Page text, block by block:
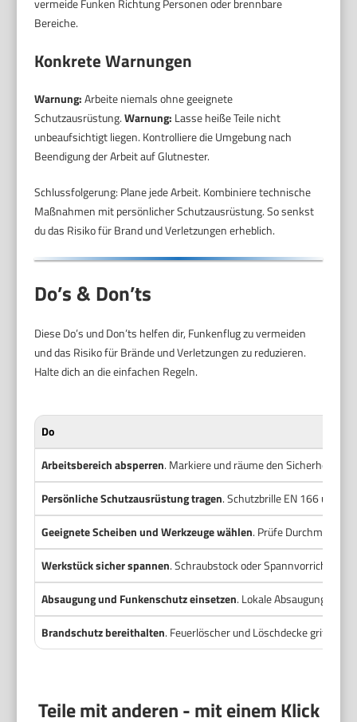
vermeide Funken Richtung Personen oder brennbare
Bereiche.
Konkrete Warnungen
Warnung:Arbeite niemals ohne geeignete
Schutzausrüstung.Warnung: Lasse heiße Teile nicht
unbeaufsichtigt liegen. Kontrolliere die Umgebung nach
Beendigung der Arbeit auf Glutnester.
Schlussfolgerung: Plane jede Arbeit. Kombiniere technische
Maßnahmen mit persönlicher Schutzausrüstung. So senkst
du das Risiko für Brand und Verletzungen erheblich.
Do’s & Don’ts
Diese Do’s und Don’ts helfen dir, Funkenflug zu vermeiden
und das Risiko für Brände und Verletzungen zu reduzieren.
Halte dich an die einfachen Regeln.
Do
Arbeitsbereich absperren. Markiere und räume den
Persönliche Schutzausrüstung tragen. Schutzbrille EN 166 und
Geeignete Scheiben und Werkzeuge wählen. Prüfe
Werkstück sicher spannen. Schraubstock oder Spannvorrichtung
Absaugung und Funkenschutz einsetzen. Lokale Absaugung und
Brandschutz bereithalten. Feuerlöscher und Löschdecke